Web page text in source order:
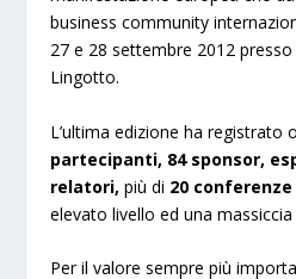
business community
27 e 28 settembre 2012
Lingotto.
L’ultima edizione ha registrato
partecipanti, 84 sponsor,
relatori, più di 20
elevato livello ed una
Per il valore sempre più